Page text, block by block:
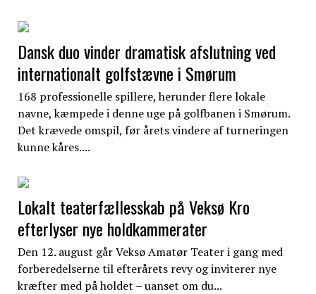
Dansk duo vinder dramatisk afslutning ved
internationalt golfstævne i Smørum
168 professionelle spillere, herunder flere lokale
navne, kæmpede i denne uge på golfbanen i Smørum.
Det krævede omspil, før årets vindere af turneringen
kunne kåres....
Lokalt teaterfællesskab på Veksø Kro
efterlyser nye holdkammerater
Den 12. august går Veksø Amatør Teater i gang med
forberedelserne til efterårets revy og inviterer nye
kræfter med på holdet – uanset om du...